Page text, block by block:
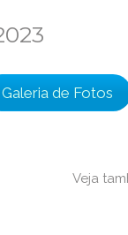
Galeria de Fotos
Veja